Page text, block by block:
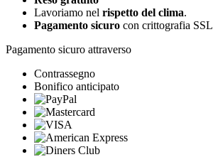
Lavoriamo nel rispetto del clima.
Pagamento sicuro con crittografia SSL
Pagamento sicuro attraverso
Contrassegno
Bonifico anticipato